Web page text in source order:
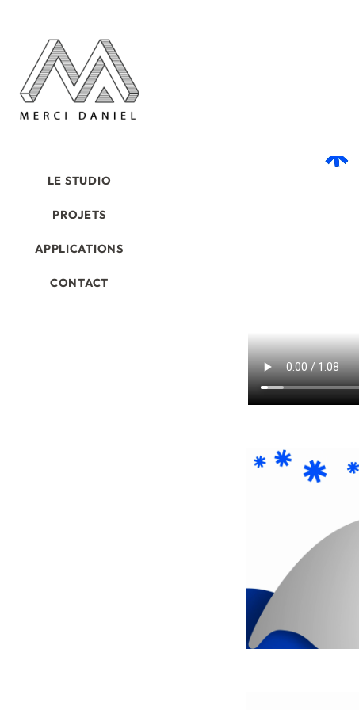
LE STUDIO
PROJETS
APPLICATIONS
CONTACT